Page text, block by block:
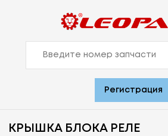
Регистрация
КРЫШКА БЛОКА РЕЛЕ